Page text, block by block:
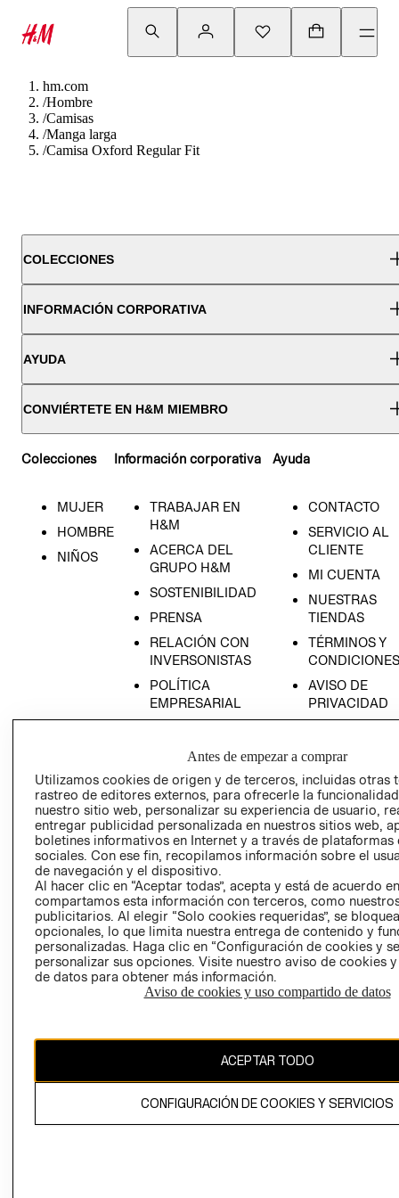
hm.com
/Hombre
/Camisas
/Manga larga
/Camisa Oxford Regular Fit
COLECCIONES
INFORMACIÓN CORPORATIVA
AYUDA
CONVIÉRTETE EN H&M MIEMBRO
Colecciones
MUJER
HOMBRE
NIÑOS
Información corporativa
TRABAJAR EN
H&M
ACERCA DEL
GRUPO H&M
SOSTENIBILIDAD
PRENSA
RELACIÓN CON
INVERSONISTAS
POLÍTICA
EMPRESARIAL
Ayuda
CONTACTO
SERVICIO AL
CLIENTE
MI CUENTA
NUESTRAS
TIENDAS
TÉRMINOS Y
CONDICIONES
AVISO DE
PRIVACIDAD
AVISO DE
LIBRO DE
Ecuador ($)
CAMBIAR REGIÓN
propiedad de H&M Hennes & Mauritz AB.
Antes de empezar a comprar
Utilizamos cookies de origen y de terceros, incluidas otras
rastreo de editores externos, para ofrecerle la
nuestro sitio web, personalizar su experiencia de usuario,
entregar publicidad personalizada en nuestros sitios web,
boletines informativos en Internet y a través de plataformas
sociales. Con ese fin, recopilamos información sobre el
de navegación y el dispositivo.
Al hacer clic en “Aceptar todas”, acepta y está de acuerdo
compartamos esta información con terceros, como
publicitarios. Al elegir “Solo cookies requeridas”, se
opcionales, lo que limita nuestra entrega de contenido y
personalizadas. Haga clic en “Configuración de cookies y
personalizar sus opciones. Visite nuestro aviso de cookies
de datos para obtener más información.
Aviso de cookies y uso compartido de datos
ACEPTAR TODO
CONFIGURACIÓN DE COOKIES Y SERVICIOS